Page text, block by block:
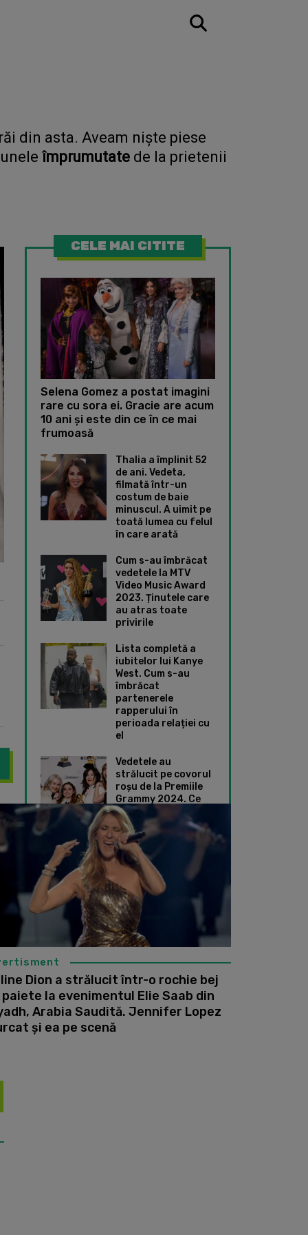
din asta. Aveam niște piese
împrumutate de la prietenii
CELE MAI CITITE
Selena Gomez a postat imagini
rare cu sora ei. Gracie are acum
10 ani și este din ce în ce mai
frumoasă
Thalia a împlinit 52
de ani. Vedeta,
filmată într-un
costum de baie
minuscul. A uimit pe
toată lumea cu felul
în care arată
Cum s-au îmbrăcat
vedetele la MTV
Video Music Award
2023. Ținutele care
au atras toate
privirile
Lista completă a
iubitelor lui Kanye
West. Cum s-au
îmbrăcat
partenerele
rapperului în
perioada relației cu
el
Vedetele au
strălucit pe covorul
roșu de la Premiile
Grammy 2024. Ce
ținute speciale au
ales Taylor Swift și
Dua Lipa
despre „Armonie”, viitorul său spectacol de la Sala
Dion a strălucit într-o rochie bej
la evenimentul Elie Saab din
Arabia Saudită. Jennifer Lopez
și ea pe scenă